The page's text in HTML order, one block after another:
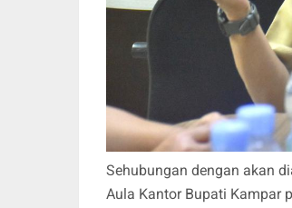
Sehubungan dengan akan
Aula Kantor Bupati Kampar